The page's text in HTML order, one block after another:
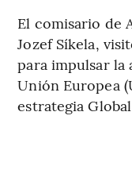
El comisario de
Jozef Síkela,
para impulsar la
Unión Europea
estrategia